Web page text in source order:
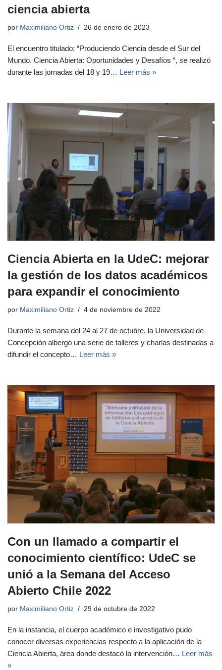
ciencia abierta
por Maximiliano Ortiz 26 de enero de 2023
El encuentro titulado: “Produciendo Ciencia desde el Sur del
Mundo. Ciencia Abierta: Oportunidades y Desafíos “, se realizó
durante las jornadas del 18 y 19… Leer más »
Ciencia Abierta en la UdeC: mejorar
la gestión de los datos académicos
para expandir el conocimiento
por Maximiliano Ortiz 4 de noviembre de 2022
Durante la semana del 24 al 27 de octubre, la Universidad de
Concepción albergó una serie de talleres y charlas destinadas a
difundir el concepto… Leer más »
Con un llamado a compartir el
conocimiento científico: UdeC se
unió a la Semana del Acceso
Abierto Chile 2022
por Maximiliano Ortiz 29 de octubre de 2022
En la instancia, el cuerpo académico e investigativo pudo
conocer diversas experiencias respecto a la aplicación de la
Ciencia Abierta, área donde destacó la intervención… Leer más
»